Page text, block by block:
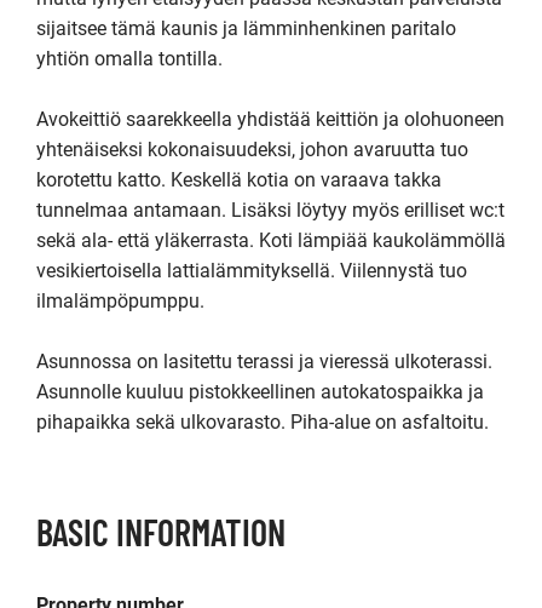
sijaitsee tämä kaunis ja lämminhenkinen paritalo
yhtiön omalla tontilla.
Avokeittiö saarekkeella yhdistää keittiön ja olohuoneen
yhtenäiseksi kokonaisuudeksi, johon avaruutta tuo
korotettu katto. Keskellä kotia on varaava takka
tunnelmaa antamaan. Lisäksi löytyy myös erilliset wc:t
sekä ala- että yläkerrasta. Koti lämpiää kaukolämmöllä
vesikiertoisella lattialämmityksellä. Viilennystä tuo
ilmalämpöpumppu.
Asunnossa on lasitettu terassi ja vieressä ulkoterassi.
Asunnolle kuuluu pistokkeellinen autokatospaikka ja
BASIC INFORMATION